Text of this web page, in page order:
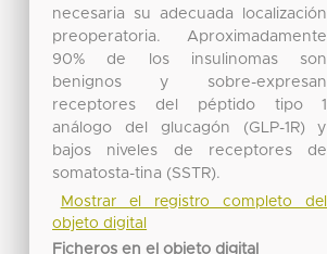
necesaria su adecuada localización
preoperatoria. Aproximadamente
90% de los insulinomas son
benignos y sobre-expresan
receptores del péptido tipo 1
análogo del glucagón (GLP-1R) y
bajos niveles de receptores de
somatosta-tina (SSTR).
Mostrar el registro completo del
objeto digital
Ficheros en el objeto digital